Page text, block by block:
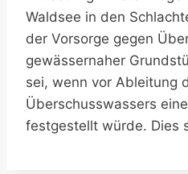
Waldsee in den
der Vorsorge gegen
gewässernaher
sei, wenn vor Ableitung
Überschusswassers
festgestellt würde. Dies